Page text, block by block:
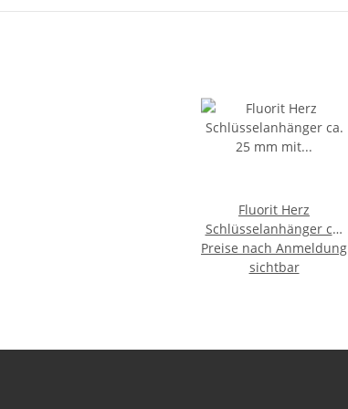
Fluorit Herz
Schlüsselanhänger ca.
25 mm mit Kette und
Schlüsselring ca. 85
Preise nach Anmeldung
sichtbar